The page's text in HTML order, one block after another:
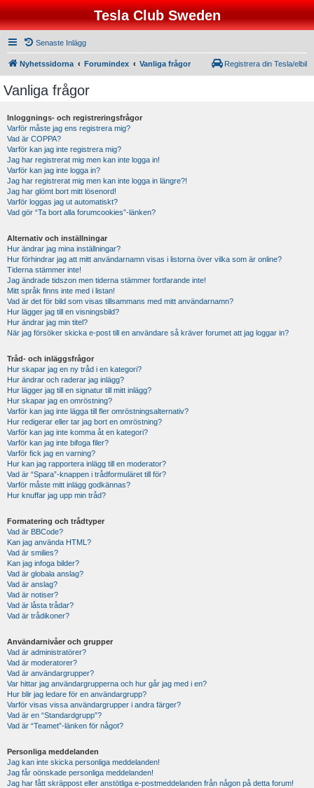
Tesla Club Sweden
Senaste Inlägg
Nyhetssidorna Forumindex Vanliga frågor Registrera din Tesla/elbil
Vanliga frågor
Inloggnings- och registreringsfrågor
Varför måste jag ens registrera mig?
Vad är COPPA?
Varför kan jag inte registrera mig?
Jag har registrerat mig men kan inte logga in!
Varför kan jag inte logga in?
Jag har registrerat mig men kan inte logga in längre?!
Jag har glömt bort mitt lösenord!
Varför loggas jag ut automatiskt?
Vad gör “Ta bort alla forumcookies”-länken?
Alternativ och inställningar
Hur ändrar jag mina inställningar?
Hur förhindrar jag att mitt användarnamn visas i listorna över vilka som är online?
Tiderna stämmer inte!
Jag ändrade tidszon men tiderna stämmer fortfarande inte!
Mitt språk finns inte med i listan!
Vad är det för bild som visas tillsammans med mitt användarnamn?
Hur lägger jag till en visningsbild?
Hur ändrar jag min titel?
När jag försöker skicka e-post till en användare så kräver forumet att jag loggar in?
Tråd- och inläggsfrågor
Hur skapar jag en ny tråd i en kategori?
Hur ändrar och raderar jag inlägg?
Hur lägger jag till en signatur till mitt inlägg?
Hur skapar jag en omröstning?
Varför kan jag inte lägga till fler omröstningsalternativ?
Hur redigerar eller tar jag bort en omröstning?
Varför kan jag inte komma åt en kategori?
Varför kan jag inte bifoga filer?
Varför fick jag en varning?
Hur kan jag rapportera inlägg till en moderator?
Vad är “Spara”-knappen i trådformuläret till för?
Varför måste mitt inlägg godkännas?
Hur knuffar jag upp min tråd?
Formatering och trådtyper
Vad är BBCode?
Kan jag använda HTML?
Vad är smilies?
Kan jag infoga bilder?
Vad är globala anslag?
Vad är anslag?
Vad är notiser?
Vad är låsta trådar?
Vad är trådikoner?
Användarnivåer och grupper
Vad är administratörer?
Vad är moderatorer?
Vad är användargrupper?
Var hittar jag användargrupperna och hur går jag med i en?
Hur blir jag ledare för en användargrupp?
Varför visas vissa användargrupper i andra färger?
Vad är en “Standardgrupp”?
Vad är “Teamet”-länken för något?
Personliga meddelanden
Jag kan inte skicka personliga meddelanden!
Jag får oönskade personliga meddelanden!
Jag har fått skräppost eller anstötliga e-postmeddelanden från någon på detta forum!